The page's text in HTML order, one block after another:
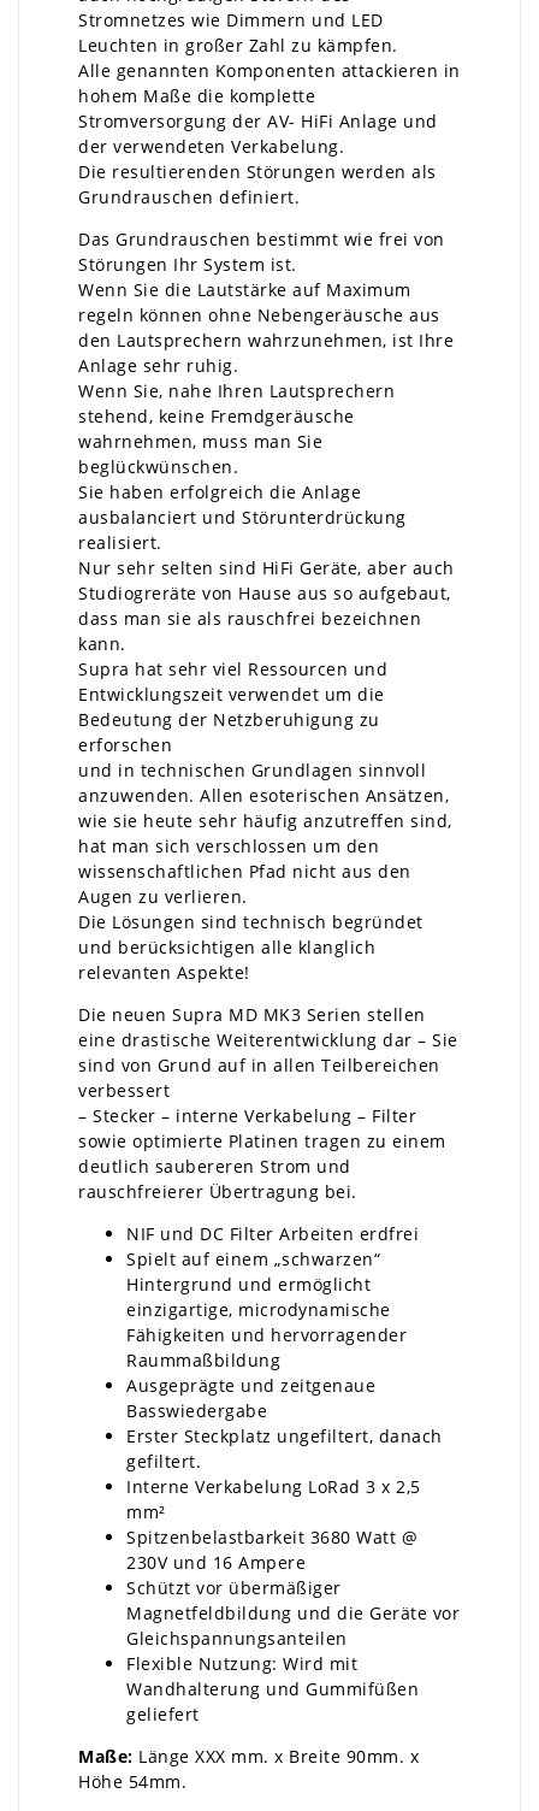
Stromnetzes wie Dimmern und LED
Leuchten in großer Zahl zu kämpfen.
Alle genannten Komponenten attackieren in
hohem Maße die komplette
Stromversorgung der AV- HiFi Anlage und
der verwendeten Verkabelung.
Die resultierenden Störungen werden als
Grundrauschen definiert.
Das Grundrauschen bestimmt wie frei von
Störungen Ihr System ist.
Wenn Sie die Lautstärke auf Maximum
regeln können ohne Nebengeräusche aus
den Lautsprechern wahrzunehmen, ist Ihre
Anlage sehr ruhig.
Wenn Sie, nahe Ihren Lautsprechern
stehend, keine Fremdgeräusche
wahrnehmen, muss man Sie
beglückwünschen.
Sie haben erfolgreich die Anlage
ausbalanciert und Störunterdrückung
realisiert.
Nur sehr selten sind HiFi Geräte, aber auch
Studiogreräte von Hause aus so aufgebaut,
dass man sie als rauschfrei bezeichnen
kann.
Supra hat sehr viel Ressourcen und
Entwicklungszeit verwendet um die
Bedeutung der Netzberuhigung zu
erforschen
und in technischen Grundlagen sinnvoll
anzuwenden. Allen esoterischen Ansätzen,
wie sie heute sehr häufig anzutreffen sind,
hat man sich verschlossen um den
wissenschaftlichen Pfad nicht aus den
Augen zu verlieren.
Die Lösungen sind technisch begründet
und berücksichtigen alle klanglich
relevanten Aspekte!
Die neuen Supra MD MK3 Serien stellen
eine drastische Weiterentwicklung dar – Sie
sind von Grund auf in allen Teilbereichen
verbessert
– Stecker – interne Verkabelung – Filter
sowie optimierte Platinen tragen zu einem
deutlich saubereren Strom und
rauschfreierer Übertragung bei.
NIF und DC Filter Arbeiten erdfrei
Spielt auf einem „schwarzen“
Hintergrund und ermöglicht
einzigartige, microdynamische
Fähigkeiten und hervorragender
Raummaßbildung
Ausgeprägte und zeitgenaue
Basswiedergabe
Erster Steckplatz ungefiltert, danach
gefiltert.
Interne Verkabelung LoRad 3 x 2,5
mm²
Spitzenbelastbarkeit 3680 Watt @
230V und 16 Ampere
Schützt vor übermäßiger
Magnetfeldbildung und die Geräte vor
Gleichspannungsanteilen
Flexible Nutzung: Wird mit
Wandhalterung und Gummifüßen
geliefert
Maße: Länge XXX mm. x Breite 90mm. x
Höhe 54mm.